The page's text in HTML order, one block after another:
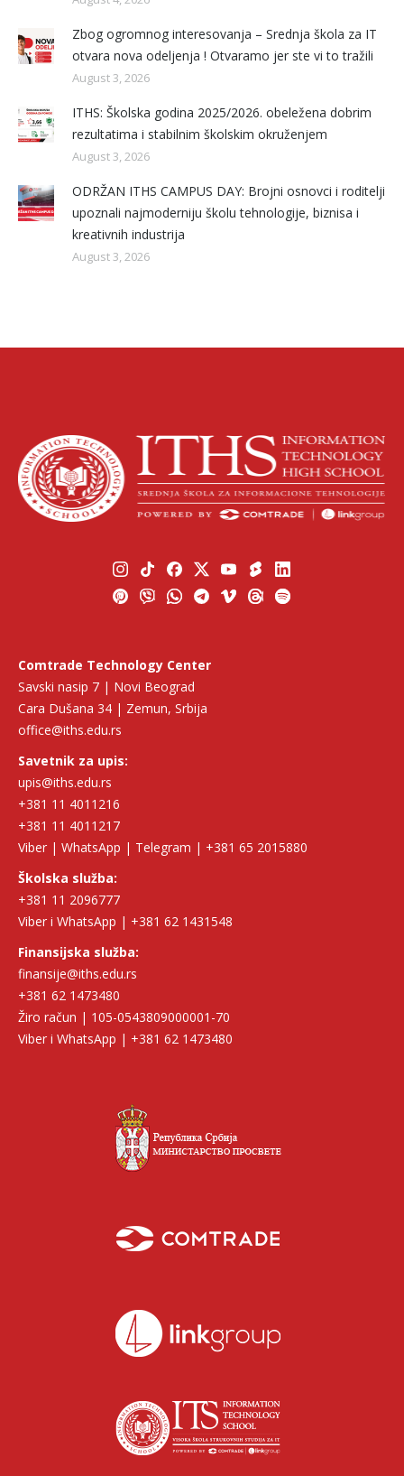
Zbog ogromnog interesovanja – Srednja škola za IT
otvara nova odeljenja ! Otvaramo jer ste vi to tražili
August 3, 2026
ITHS: Školska godina 2025/2026. obeležena dobrim
rezultatima i stabilnim školskim okruženjem
August 3, 2026
ODRŽAN ITHS CAMPUS DAY: Brojni osnovci i roditelji
upoznali najmoderniju školu tehnologije, biznisa i
kreativnih industrija
August 3, 2026
Comtrade Technology Center
Savski nasip 7 | Novi Beograd
Cara Dušana 34 | Zemun, Srbija
office@iths.edu.rs
Savetnik za upis:
upis@iths.edu.rs
+381 11 4011216
+381 11 4011217
Viber | WhatsApp | Telegram | +381 65 2015880
Školska služba:
+381 11 2096777
Viber i WhatsApp | +381 62 1431548
Finansijska služba:
finansije@iths.edu.rs
+381 62 1473480
Žiro račun | 105-0543809000001-70
Viber i WhatsApp | +381 62 1473480